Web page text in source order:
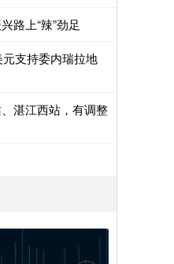
路上“辣”劲足
支持委内瑞拉地
湛江西站，有调整